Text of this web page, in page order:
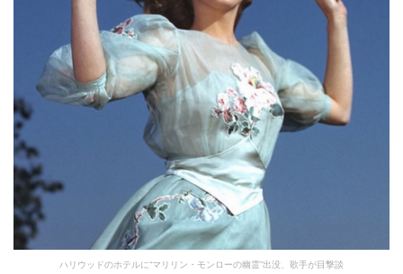
ハリウッドのホテルに“マリリン・モンローの幽霊”出没、歌手が目撃談